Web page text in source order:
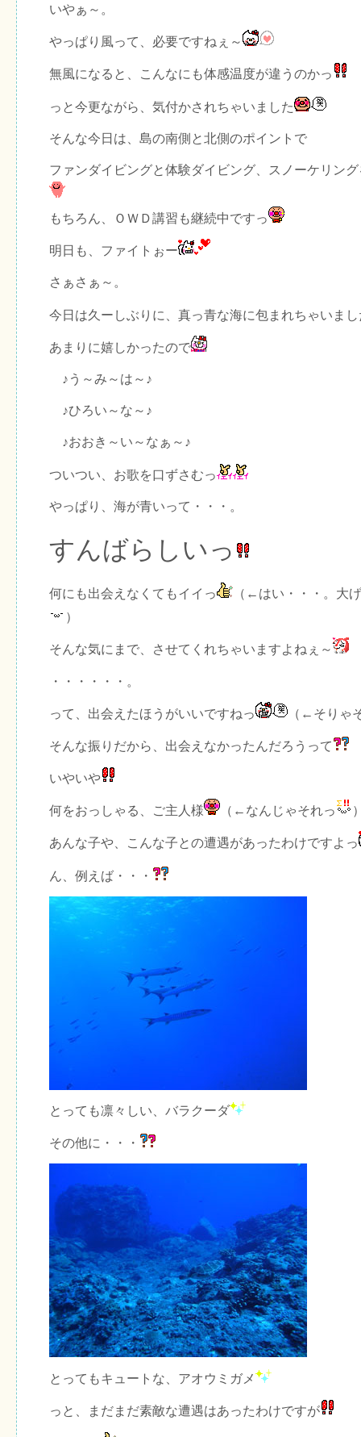
いやぁ～。
やっぱり風って、必要ですねぇ～
無風になると、こんなにも体感温度が違うのかっ
っと今更ながら、気付かされちゃいました
そんな今日は、島の南側と北側のポイントで
ファンダイビングと体験ダイビング、スノーケリン
もちろん、ＯＷＤ講習も継続中ですっ
明日も、ファイトぉー
さぁさぁ～。
今日は久ーしぶりに、真っ青な海に包まれちゃいまし
あまりに嬉しかったので
♪う～み～は～♪
♪ひろい～な～♪
♪おおき～い～なぁ～♪
ついつい、お歌を口ずさむっ
やっぱり、海が青いって・・・。
すんばらしいっ
何にも出会えなくてもイイっ
（←はい・・・。大
）
そんな気にまで、させてくれちゃいますよねぇ～
・・・・・・。
って、出会えたほうがいいですねっ （←そりゃ
そんな振りだから、出会えなかったんだろうって
いやいや
何をおっしゃる、ご主人様 （←なんじゃそれっ
あんな子や、こんな子との遭遇があったわけですよっ
ん、例えば・・・
とっても凛々しい、バラクーダ
その他に・・・
とってもキュートな、アオウミガメ
っと、まだまだ素敵な遭遇はあったわけですが